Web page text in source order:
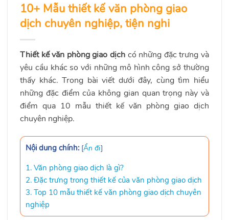
10+ Mẫu thiết kế văn phòng giao
dịch chuyên nghiệp, tiện nghi
Thiết kế văn phòng giao dịch có những đặc trưng và
yêu cầu khác so với những mô hình công sở thường
thấy khác. Trong bài viết dưới đây, cùng tìm hiểu
những đặc điểm của không gian quan trọng này và
điểm qua 10 mẫu thiết kế văn phòng giao dịch
chuyên nghiệp.
Nội dung chính: [Ẩn đi]
1. Văn phòng giao dịch là gì?
2. Đặc trưng trong thiết kế của văn phòng giao dịch
3. Top 10 mẫu thiết kế văn phòng giao dịch chuyên
nghiệp